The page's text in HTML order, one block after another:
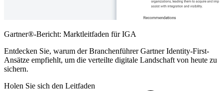
Gartner®-Bericht: Marktleitfaden für IGA
Entdecken Sie, warum der Branchenführer Gartner Identity-First-
Ansätze empfiehlt, um die verteilte digitale Landschaft von heute zu
sichern.
Holen Sie sich den Leitfaden